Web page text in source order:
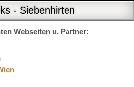
- Siebenhirten
Webseiten u. Partner: